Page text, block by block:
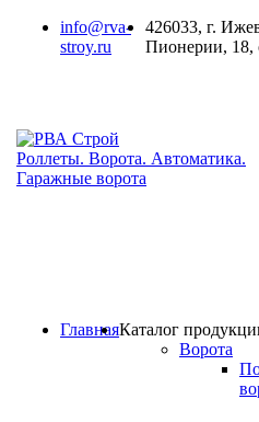
info@rva-
stroy.ru
426033, г.
Пионерии, 18,
Роллеты. Ворота. Автоматика.
Гаражные ворота
ГлавнаяКаталог
Ворота